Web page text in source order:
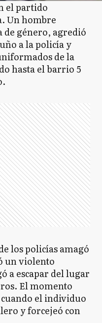
el partido
Un hombre
género, agredió
a la policía y
de la
hasta el barrio 5
los policías amagó
un violento
a escapar del lugar
El momento
el individuo
y forcejeó con